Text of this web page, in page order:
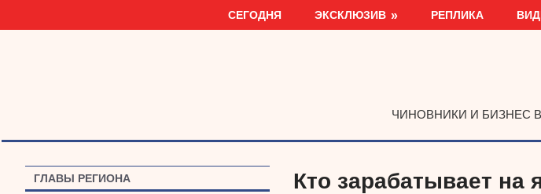
СЕГОДНЯ ЭКСКЛЮЗИВ РЕПЛИКА
ЧИНОВНИКИ И БИЗНЕС
Кто зарабатывает на
ГЛАВЫ РЕГИОНА